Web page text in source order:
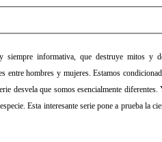
siempre informativa, que destruye mitos y
entre hombres y mujeres. Estamos
desvela que somos esencialmente
Esta interesante serie pone a prueba la